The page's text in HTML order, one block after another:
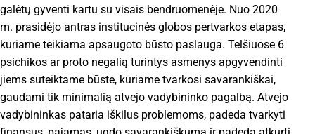
galėtų gyventi kartu su visais bendruomenėje. Nuo 2020
m. prasidėjo antras institucinės globos pertvarkos etapas,
kuriame teikiama apsaugoto būsto paslauga. Telšiuose 6
psichikos ar proto negalią turintys asmenys apgyvendinti
jiems suteiktame būste, kuriame tvarkosi savarankiškai,
gaudami tik minimalią atvejo vadybininko pagalbą. Atvejo
vadybininkas pataria iškilus problemoms, padeda tvarkyti